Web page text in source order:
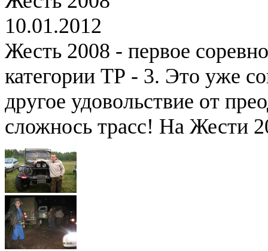
10.01.2012
Жесть 2008 - первое
категории ТР - 3. Это уже
другое удовольствие от
сложнось трасс! На Жести